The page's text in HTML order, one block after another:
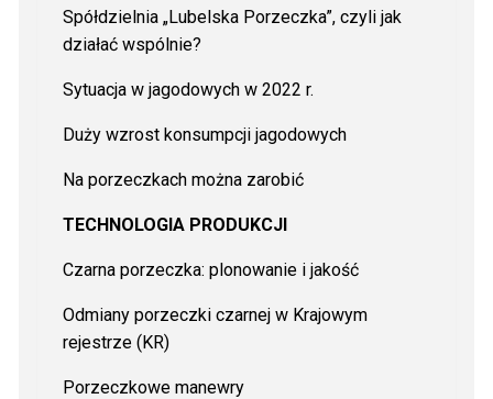
Spółdzielnia „Lubelska Porzeczka”, czyli jak
działać wspólnie?
Sytuacja w jagodowych w 2022 r.
Duży wzrost konsumpcji jagodowych
Na porzeczkach można zarobić
TECHNOLOGIA PRODUKCJI
Czarna porzeczka: plonowanie i jakość
Odmiany porzeczki czarnej w Krajowym
rejestrze (KR)
Porzeczkowe manewry